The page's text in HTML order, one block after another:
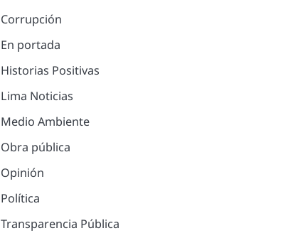
Corrupción
En portada
Historias Positivas
Lima Noticias
Medio Ambiente
Obra pública
Opinión
Política
Transparencia Pública